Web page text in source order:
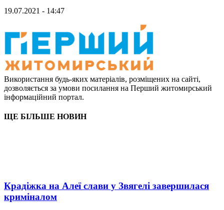
19.07.2021 - 14:47
Використання будь-яких матеріалів, розміщених на сайті,
дозволяється за умови посилання на Перший житомирський
інформаційний портал.
ЩЕ БІЛЬШЕ НОВИН
Крадіжка на Алеї слави у Звягелі завершилася
криміналом